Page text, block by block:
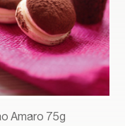
Amaro 75g